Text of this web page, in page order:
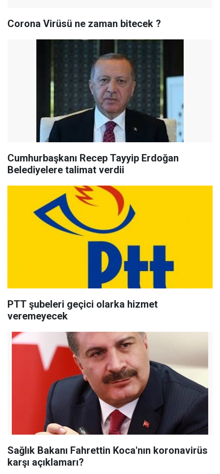
Corona Virüsü ne zaman bitecek ?
Cumhurbaşkanı Recep Tayyip Erdoğan
Belediyelere talimat verdii
PTT şubeleri geçici olarka hizmet
veremeyecek
Sağlık Bakanı Fahrettin Koca'nın koronavirüs
karşı açıklamarı?